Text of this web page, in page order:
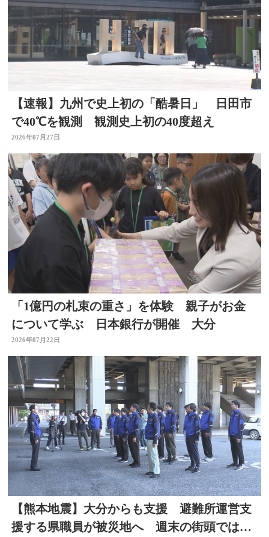
【速報】九州で史上初の「酷暑日」 日田市
で40℃を観測 観測史上初の40度超え
2026年07月27日
「1億円の札束の重さ」を体験 親子がお金
について学ぶ 日本銀行が開催 大分
2026年07月22日
【熊本地震】大分からも支援 避難所運営支
援する県職員が被災地へ 週末の街頭では募